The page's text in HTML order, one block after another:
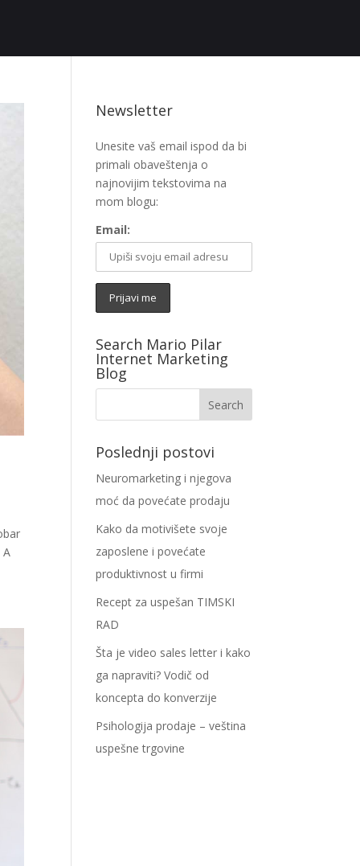
A
Newsletter
Unesite vaš email ispod da bi
primali obaveštenja o
najnovijim tekstovima na
mom blogu:
Email:
Search Mario Pilar
Internet Marketing
Blog
Poslednji postovi
Neuromarketing i njegova
moć da povećate prodaju
Kako da motivišete svoje
zaposlene i povećate
produktivnost u firmi
Recept za uspešan TIMSKI
RAD
Šta je video sales letter i kako
ga napraviti? Vodič od
koncepta do konverzije
Psihologija prodaje – veština
uspešne trgovine